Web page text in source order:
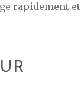
rapidement et